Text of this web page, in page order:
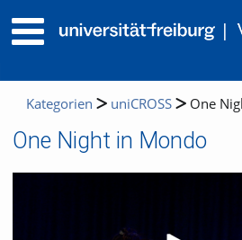
Kategorien uniCROSS One
One Night in Mondo